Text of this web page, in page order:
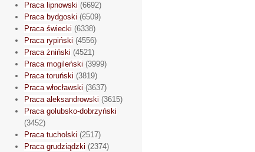
Praca lipnowski (6692)
Praca bydgoski (6509)
Praca świecki (6338)
Praca rypiński (4556)
Praca żniński (4521)
Praca mogileński (3999)
Praca toruński (3819)
Praca włocławski (3637)
Praca aleksandrowski (3615)
Praca golubsko-dobrzyński
(3452)
Praca tucholski (2517)
Praca grudziądzki (2374)